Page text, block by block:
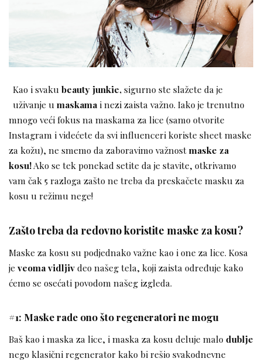
Kao i svaku beauty junkie,sigurno ste slažete da je
uživanje u maskama i nezi zaista važno. Iako je trenutno
mnogo veći fokus na maskama za lice (samo otvorite
Instagram i videćete da svi influenceri koriste sheet maske
za kožu), ne smemo da zaboravimo važnostmaske za
kosu!Ako se tek ponekad setite da je stavite, otkrivamo
vam čak 5 razloga zašto ne treba da preskačete masku za
kosu u režimu nege!
Zašto treba da redovno koristite maske za kosu?
Maske za kosu su podjednako važne kao i one za lice. Kosa
je veoma vidljivdeo našeg tela, koji zaista određuje kako
ćemo se osećati povodom našeg izgleda.
#1: Maske rade ono što regeneratori ne mogu
Baš kao i maska za lice, i maska za kosu deluje malo dublje
nego klasični regenerator kako bi rešio svakodnevne